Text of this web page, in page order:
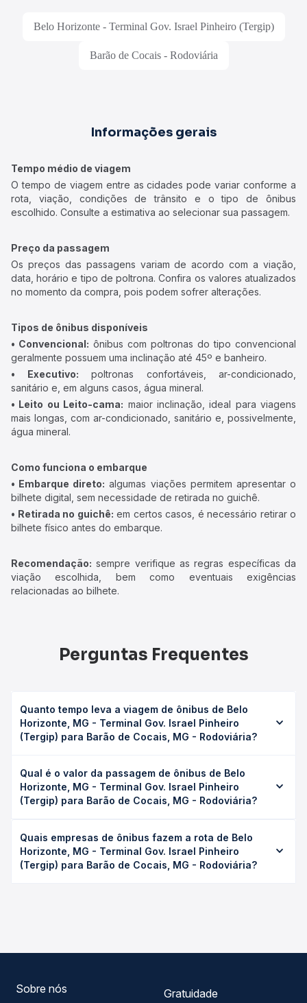
Belo Horizonte - Terminal Gov. Israel Pinheiro (Tergip)
Barão de Cocais - Rodoviária
Informações gerais
Tempo médio de viagem
O tempo de viagem entre as cidades pode variar conforme a
rota, viação, condições de trânsito e o tipo de ônibus
escolhido. Consulte a estimativa ao selecionar sua passagem.
Preço da passagem
Os preços das passagens variam de acordo com a viação,
data, horário e tipo de poltrona. Confira os valores atualizados
no momento da compra, pois podem sofrer alterações.
Tipos de ônibus disponíveis
• Convencional: ônibus com poltronas do tipo convencional
geralmente possuem uma inclinação até 45º e banheiro.
• Executivo: poltronas confortáveis, ar-condicionado,
sanitário e, em alguns casos, água mineral.
• Leito ou Leito-cama: maior inclinação, ideal para viagens
mais longas, com ar-condicionado, sanitário e, possivelmente,
água mineral.
Como funciona o embarque
• Embarque direto: algumas viações permitem apresentar o
bilhete digital, sem necessidade de retirada no guichê.
• Retirada no guichê: em certos casos, é necessário retirar o
bilhete físico antes do embarque.
Recomendação: sempre verifique as regras específicas da
viação escolhida, bem como eventuais exigências
relacionadas ao bilhete.
Perguntas Frequentes
Quanto tempo leva a viagem de ônibus de Belo
Horizonte, MG - Terminal Gov. Israel Pinheiro
(Tergip) para Barão de Cocais, MG - Rodoviária?
Israel Pinheiro (Tergip) para Barão de Cocais, MG -
Rodoviária leva em média 2h 8min, podendo variar
conforme a viação, o tipo de serviço (convencional,
duração exata de cada opção na data desejada.
Qual é o valor da passagem de ônibus de Belo
Horizonte, MG - Terminal Gov. Israel Pinheiro
(Tergip) para Barão de Cocais, MG - Rodoviária?
Terminal Gov. Israel Pinheiro (Tergip) para Barão de
Cocais, MG - Rodoviária custa em média R$ 63,82 e varia
conforme a data da viagem, a empresa, o tipo de poltrona
Quais empresas de ônibus fazem a rota de Belo
Horizonte, MG - Terminal Gov. Israel Pinheiro
(Tergip) para Barão de Cocais, MG - Rodoviária?
Sobre nós
Gratuidade